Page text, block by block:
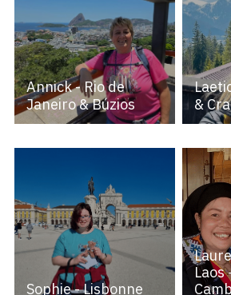
Annick - Rio de
Janeiro & Búzios
&
Sophie - Lisbonne
Laos